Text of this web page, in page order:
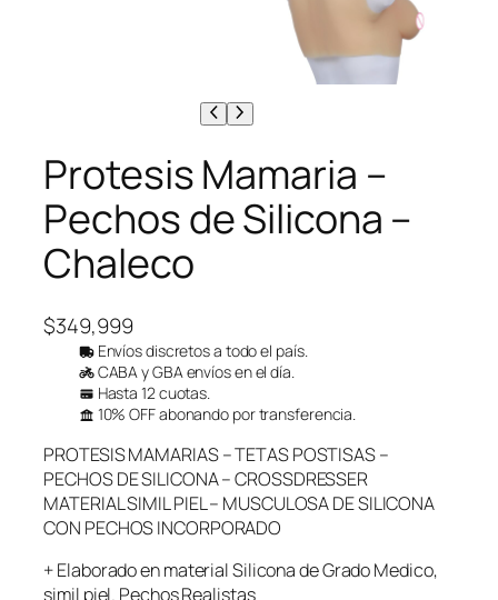
Protesis Mamaria –
Pechos de Silicona –
Chaleco
$349,999
Envíos discretos a todo el país.
CABA y GBA envíos en el día.
Hasta 12 cuotas.
10% OFF abonando por transferencia.
PROTESIS MAMARIAS – TETAS POSTISAS –
PECHOS DE SILICONA – CROSSDRESSER
MATERIAL SIMIL PIEL – MUSCULOSA DE SILICONA
CON PECHOS INCORPORADO
+ Elaborado en material Silicona de Grado Medico,
simil piel. Pechos Realistas